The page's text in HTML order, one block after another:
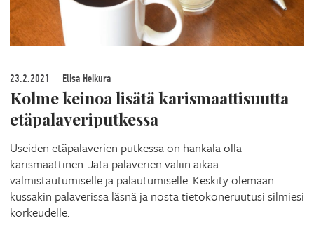
23.2.2021 Elisa Heikura
Kolme keinoa lisätä karismaattisuutta
etäpalaveriputkessa
Useiden etäpalaverien putkessa on hankala olla
karismaattinen. Jätä palaverien väliin aikaa
valmistautumiselle ja palautumiselle. Keskity olemaan
kussakin palaverissa läsnä ja nosta tietokoneruutusi silmiesi
korkeudelle.